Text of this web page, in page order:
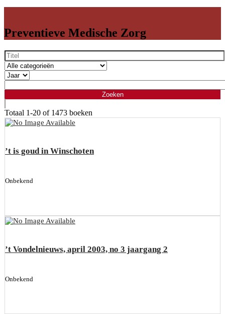
Preventieve Medische Zorg
Totaal 1-20 of 1473 boeken
’t is goud in Winschoten
Onbekend
’t Vondelnieuws, april 2003, no 3 jaargang 2
Onbekend